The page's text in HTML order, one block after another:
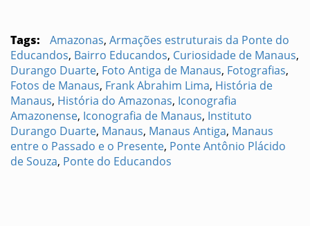
Tags: Amazonas, Armações estruturais da Ponte do
Educandos, Bairro Educandos, Curiosidade de Manaus,
Durango Duarte, Foto Antiga de Manaus, Fotografias,
Fotos de Manaus, Frank Abrahim Lima, História de
Manaus, História do Amazonas, Iconografia
Amazonense, Iconografia de Manaus, Instituto
Durango Duarte, Manaus, Manaus Antiga, Manaus
entre o Passado e o Presente, Ponte Antônio Plácido
de Souza, Ponte do Educandos